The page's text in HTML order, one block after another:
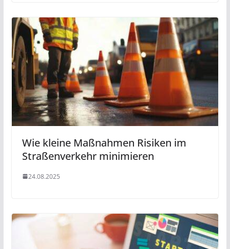
Wie kleine Maßnahmen Risiken im
Straßenverkehr minimieren
24.08.2025